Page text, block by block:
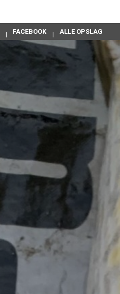
FACEBOOK ALLE OPSLAG